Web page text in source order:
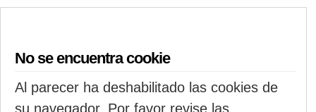
No se encuentra cookie
Al parecer ha deshabilitado las cookies de
su navegador. Por favor revise las